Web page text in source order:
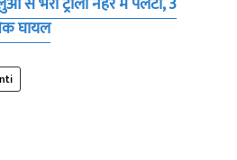
घायल